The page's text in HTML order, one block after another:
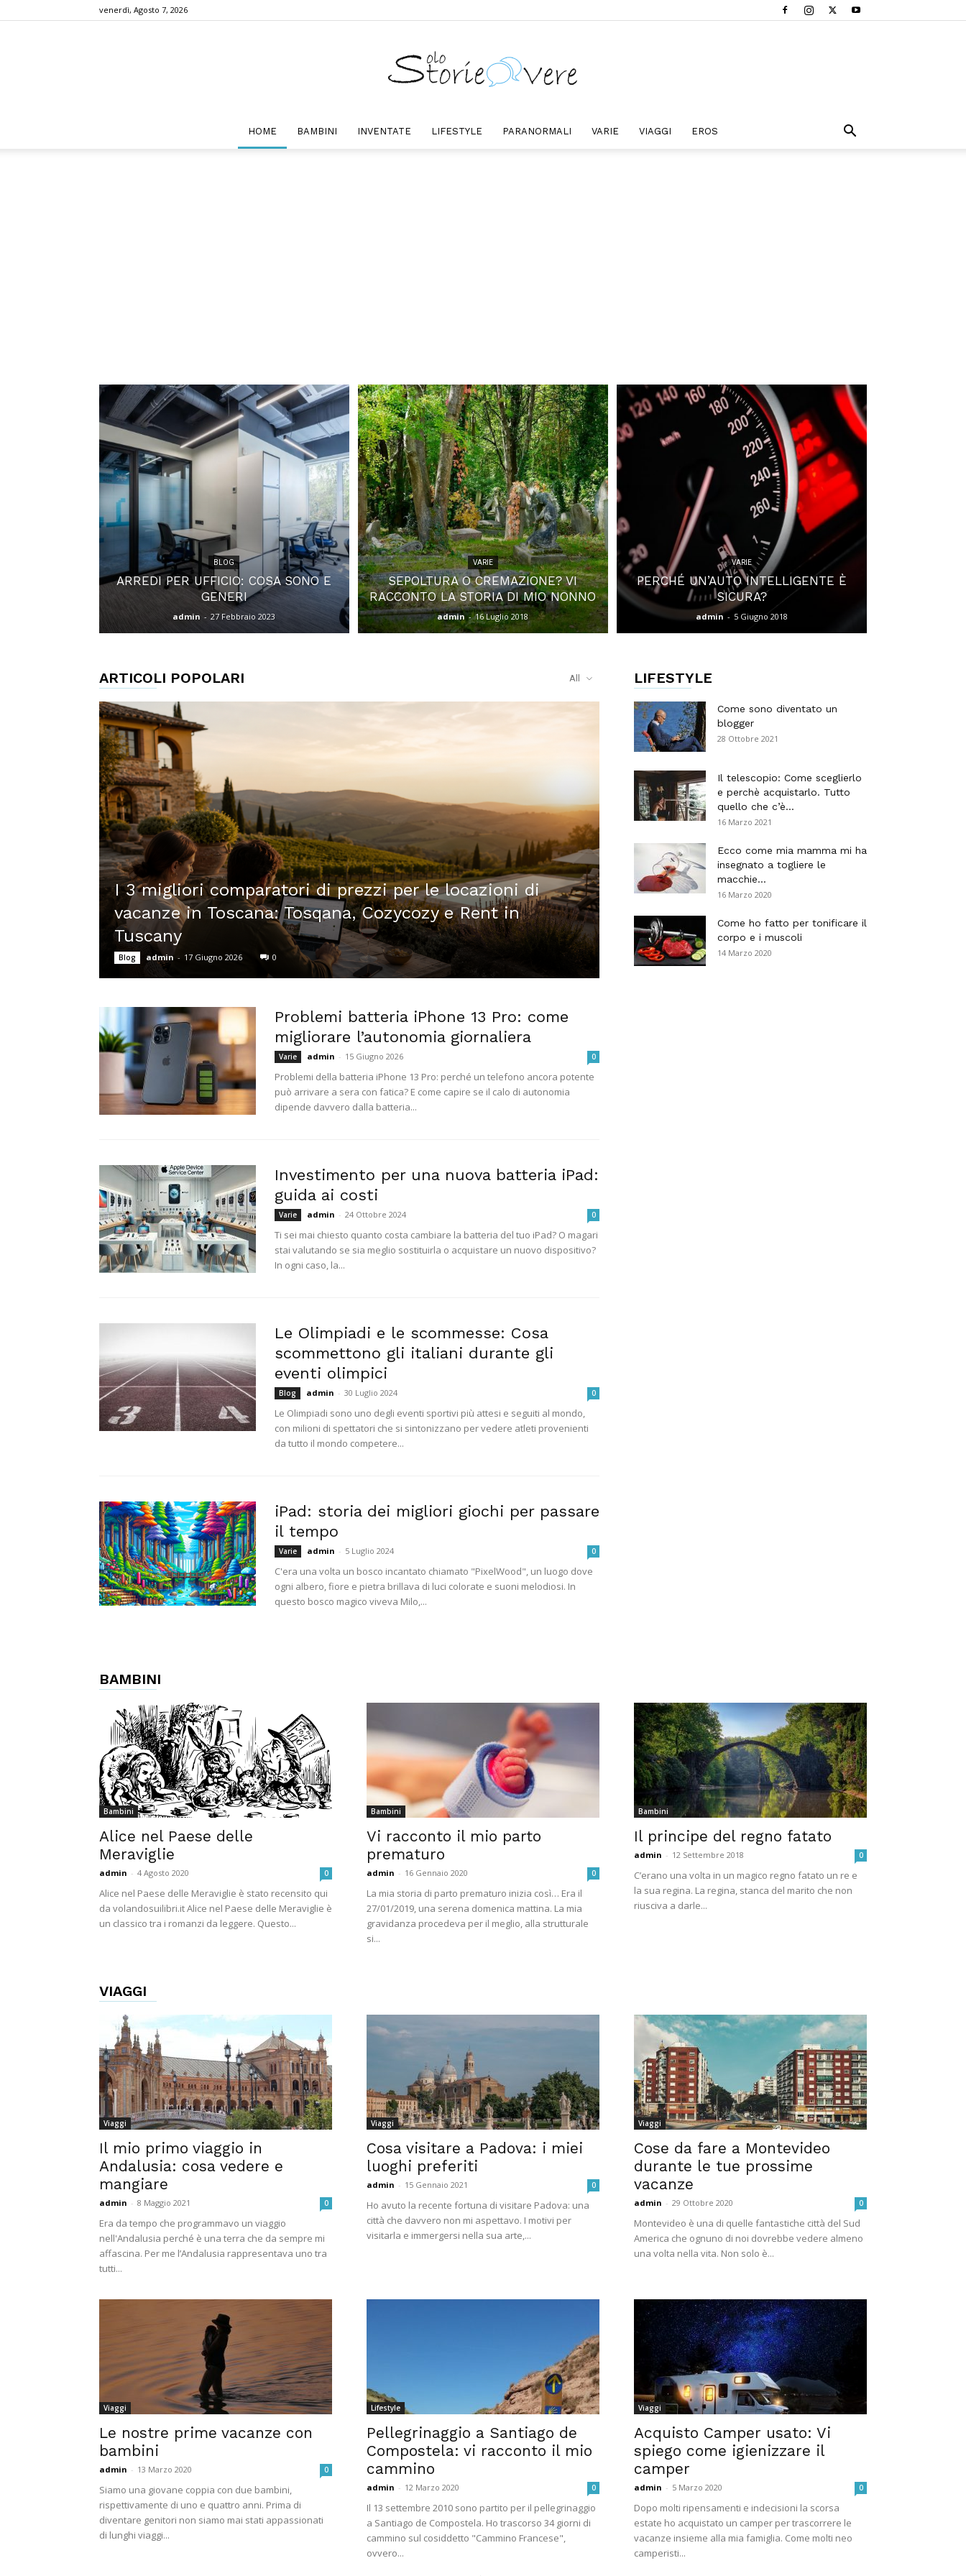
venerdì, Agosto 7, 2026
–
solostorievere
HOME BAMBINI INVENTATE LIFESTYLE PARANORMALI VARIE VIAGGI EROS
BLOG
ARREDI PER UFFICIO: COSA SONO E
GENERI
admin - 27 Febbraio 2023
VARIE
SEPOLTURA O CREMAZIONE? VI
RACCONTO LA STORIA DI MIO NONNO
admin - 16 Luglio 2018
VARIE
PERCHÉ UN’AUTO INTELLIGENTE È
SICURA?
admin - 5 Giugno 2018
ARTICOLI POPOLARI All
I 3 migliori comparatori di prezzi per le locazioni di
vacanze in Toscana: Tosqana, Cozycozy e Rent in
Tuscany
Blog admin - 17 Giugno 2026 0
Problemi batteria iPhone 13 Pro: come
migliorare l’autonomia giornaliera
Varie admin - 15 Giugno 2026 0
Problemi della batteria iPhone 13 Pro: perché un telefono ancora potente
può arrivare a sera con fatica? E come capire se il calo di autonomia
dipende davvero dalla batteria...
Investimento per una nuova batteria iPad:
guida ai costi
Varie admin - 24 Ottobre 2024 0
Ti sei mai chiesto quanto costa cambiare la batteria del tuo iPad? O magari
stai valutando se sia meglio sostituirla o acquistare un nuovo dispositivo?
In ogni caso, la...
Le Olimpiadi e le scommesse: Cosa
scommettono gli italiani durante gli
eventi olimpici
Blog admin - 30 Luglio 2024 0
Le Olimpiadi sono uno degli eventi sportivi più attesi e seguiti al mondo,
con milioni di spettatori che si sintonizzano per vedere atleti provenienti
da tutto il mondo competere...
iPad: storia dei migliori giochi per passare
il tempo
Varie admin - 5 Luglio 2024 0
C'era una volta un bosco incantato chiamato "PixelWood", un luogo dove
ogni albero, fiore e pietra brillava di luci colorate e suoni melodiosi. In
questo bosco magico viveva Milo,...
LIFESTYLE
Come sono diventato un
blogger
28 Ottobre 2021
Il telescopio: Come sceglierlo
e perchè acquistarlo. Tutto
quello che c’è...
16 Marzo 2021
Ecco come mia mamma mi ha
insegnato a togliere le
macchie...
16 Marzo 2020
Come ho fatto per tonificare il
corpo e i muscoli
14 Marzo 2020
BAMBINI
Bambini
Alice nel Paese delle
Meraviglie
admin - 4 Agosto 2020 0
Alice nel Paese delle Meraviglie è stato recensito qui
da volandosuilibri.it Alice nel Paese delle Meraviglie è
un classico tra i romanzi da leggere. Questo...
Bambini
Vi racconto il mio parto
prematuro
admin - 16 Gennaio 2020 0
La mia storia di parto prematuro inizia così… Era il
27/01/2019, una serena domenica mattina. La mia
gravidanza procedeva per il meglio, alla strutturale
si...
Bambini
Il principe del regno fatato
admin - 12 Settembre 2018 0
C’erano una volta in un magico regno fatato un re e
la sua regina. La regina, stanca del marito che non
riusciva a darle...
VIAGGI
Viaggi
Il mio primo viaggio in
Andalusia: cosa vedere e
mangiare
admin - 8 Maggio 2021 0
Era da tempo che programmavo un viaggio
nell'Andalusia perché è una terra che da sempre mi
affascina. Per me l’Andalusia rappresentava uno tra
tutti...
Viaggi
Cosa visitare a Padova: i miei
luoghi preferiti
admin - 15 Gennaio 2021 0
Ho avuto la recente fortuna di visitare Padova: una
città che davvero non mi aspettavo. I motivi per
visitarla e immergersi nella sua arte,...
Viaggi
Cose da fare a Montevideo
durante le tue prossime
vacanze
admin - 29 Ottobre 2020 0
Montevideo è una di quelle fantastiche città del Sud
America che ognuno di noi dovrebbe vedere almeno
una volta nella vita. Non solo è...
Viaggi
Le nostre prime vacanze con
bambini
admin - 13 Marzo 2020 0
Siamo una giovane coppia con due bambini,
rispettivamente di uno e quattro anni. Prima di
diventare genitori non siamo mai stati appassionati
di lunghi viaggi...
Lifestyle
Pellegrinaggio a Santiago de
Compostela: vi racconto il mio
cammino
admin - 12 Marzo 2020 0
Il 13 settembre 2010 sono partito per il pellegrinaggio
a Santiago de Compostela. Ho trascorso 34 giorni di
cammino sul cosiddetto "Cammino Francese",
ovvero...
Viaggi
Acquisto Camper usato: Vi
spiego come igienizzare il
camper
admin - 5 Marzo 2020 0
Dopo molti ripensamenti e indecisioni la scorsa
estate ho acquistato un camper per trascorrere le
vacanze insieme alla mia famiglia. Come molti neo
camperisti...